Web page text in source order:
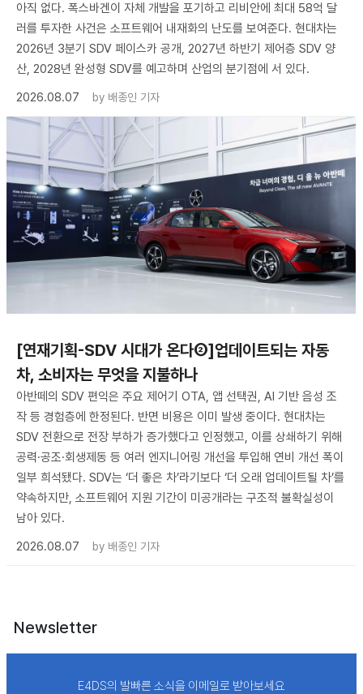
아직 없다. 폭스바겐이 자체 개발을 포기하고 리비안에 최대 58억 달
러를 투자한 사건은 소프트웨어 내재화의 난도를 보여준다. 현대차는
2026년 3분기 SDV 페이스카 공개, 2027년 하반기 제어층 SDV 양
산, 2028년 완성형 SDV를 예고하며 산업의 분기점에 서 있다.
2026.08.07
by 배종인 기자
[연재기획-SDV 시대가 온다②]업데이트되는 자동
차, 소비자는 무엇을 지불하나
아반떼의 SDV 편익은 주요 제어기 OTA, 앱 선택권, AI 기반 음성 조
작 등 경험층에 한정된다. 반면 비용은 이미 발생 중이다. 현대차는
SDV 전환으로 전장 부하가 증가했다고 인정했고, 이를 상쇄하기 위해
공력·공조·회생제동 등 여러 엔지니어링 개선을 투입해 연비 개선 폭이
일부 희석됐다. SDV는 ‘더 좋은 차’라기보다 ‘더 오래 업데이트될 차’를
약속하지만, 소프트웨어 지원 기간이 미공개라는 구조적 불확실성이
남아 있다.
2026.08.07
by 배종인 기자
Newsletter
E4DS의 발빠른 소식을 이메일로 받아보세요